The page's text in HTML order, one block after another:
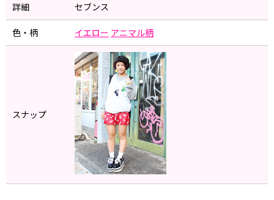
詳細 セブンス
色・柄 イエロー アニマル柄
スナップ